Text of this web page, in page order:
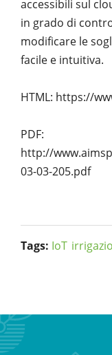
accessibili sul
in grado di
modificare le
facile e intuitiva.
HTML: https://
PDF:
http://
03-03-205.pdf
Tags: IoT